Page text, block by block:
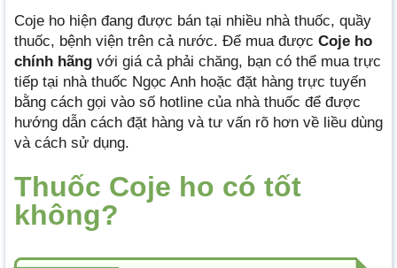
Coje ho hiện đang được bán tại nhiều nhà thuốc, quầy
thuốc, bệnh viện trên cả nước. Để mua được Coje ho
chính hãng với giá cả phải chăng, bạn có thể mua trực
tiếp tại nhà thuốc Ngọc Anh hoặc đặt hàng trực tuyến
bằng cách gọi vào số hotline của nhà thuốc để được
hướng dẫn cách đặt hàng và tư vấn rõ hơn về liều dùng
và cách sử dụng.
Thuốc Coje ho có tốt
không?